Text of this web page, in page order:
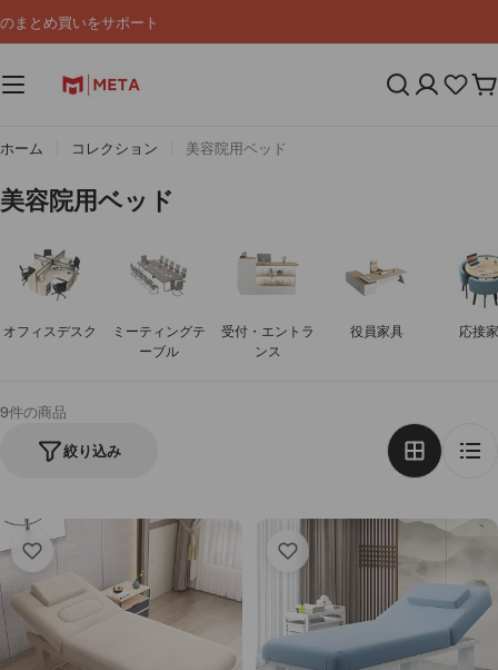
ン
ン
ツ
ス
ッ
プ
まとめ買いをサポート
カ
ホーム コレクション 美容院用ベッド
コ
ク
シ
ン
美容院用ベッド
オフィスデスク
ミーティングテ
ーブル
受付・エントラ
ンス
役員家具 応接
9件の商品
絞り込み